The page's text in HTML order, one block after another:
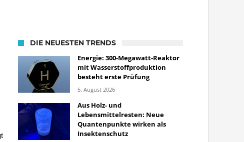
DIE NEUESTEN TRENDS
Energie: 300-Megawatt-Reaktor
mit Wasserstoffproduktion
besteht erste Prüfung
5. August 2026
Aus Holz- und
Lebensmittelresten: Neue
Quantenpunkte wirken als
Insektenschutz